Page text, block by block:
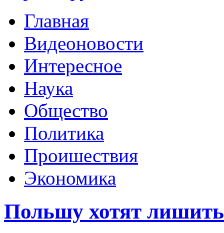
Главная
Видеоновости
Интересное
Наука
Общество
Политика
Проишествия
Экономика
Польшу хотят